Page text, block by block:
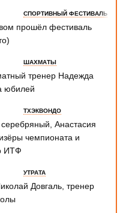
СПОРТИВНЫЙ ФЕСТИВАЛЬ
прошёл фестиваль
ШАХМАТЫ
тренер Надежда
юбилей
ТХЭКВОНДО
Анастасия
чемпионата и
ИТФ
УТРАТА
Довгаль, тренер